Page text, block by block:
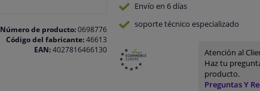
Número de producto:0698776
Código del fabricante:46613
EAN:4027816466130
Envío en 6 días
soporte técnico especializado
Atención al
Haz tu
producto.
Preguntas Y